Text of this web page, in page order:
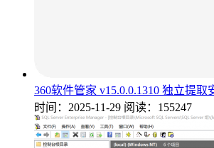
360软件管家 v15.0.0.1310 独立提取
时间：2025-11-29 阅读：155247